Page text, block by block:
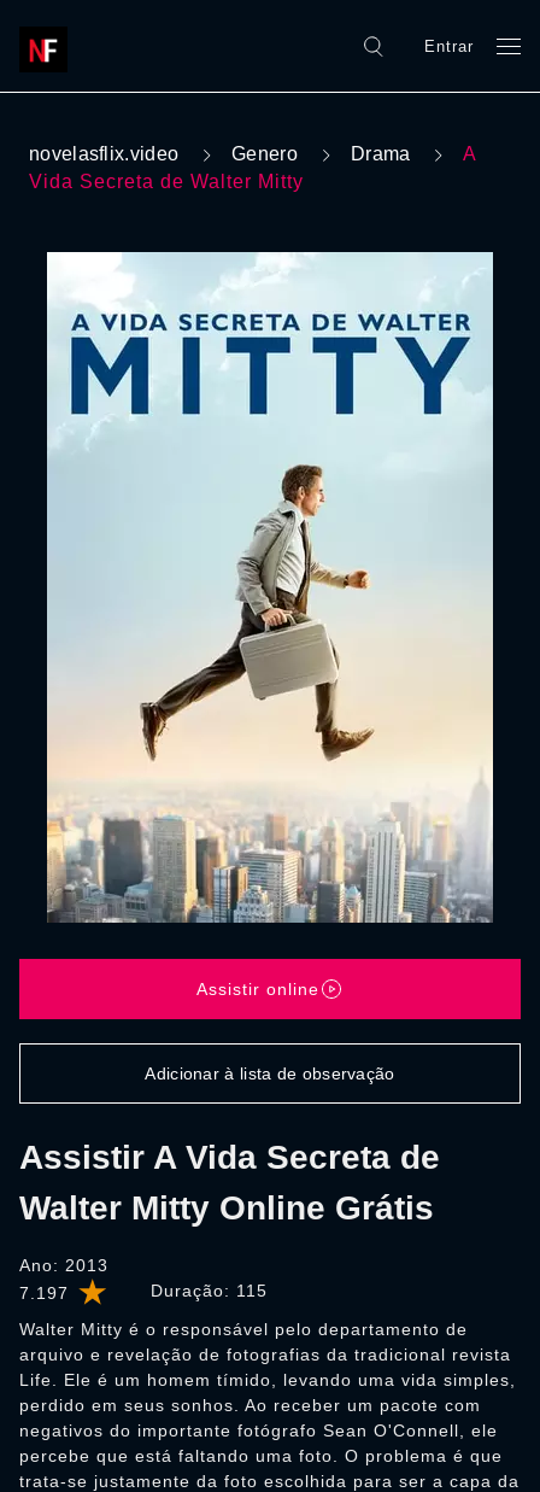
Entrar
novelasflix.video Genero Drama
A
Vida Secreta de Walter Mitty
7.197 Duração: 115
Assistir A Vida Secreta de
Walter Mitty Online Grátis
Ano: 2013
Walter Mitty é o responsável pelo departamento de
arquivo e revelação de fotografias da tradicional revista
Life. Ele é um homem tímido, levando uma vida simples,
perdido em seus sonhos. Ao receber um pacote com
negativos do importante fotógrafo Sean O'Connell, ele
percebe que está faltando uma foto. O problema é que
trata-se justamente da foto escolhida para ser a capa da
Assistir online
Adicionar à lista de observação